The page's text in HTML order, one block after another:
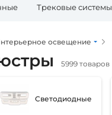
Трековые системы
освещение
5999 товаров
Светодиодные